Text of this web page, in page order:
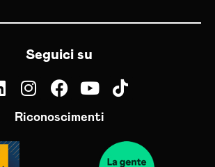
Seguici su
Riconoscimenti